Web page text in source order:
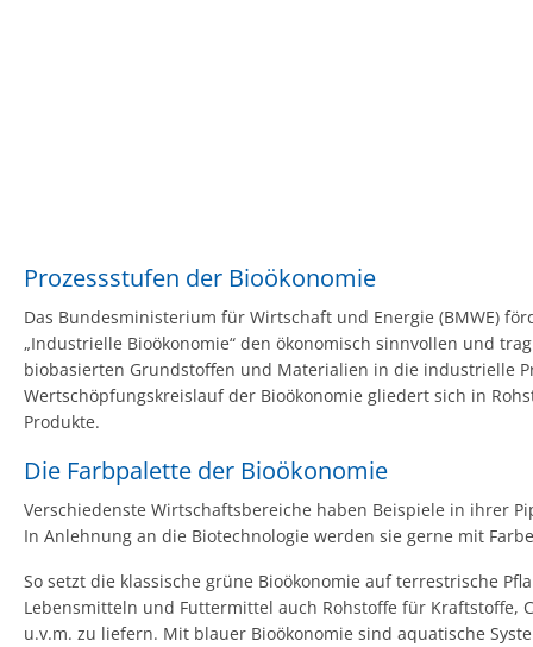
Prozessstufen der Bioökonomie
Das Bundesministerium für Wirtschaft und Energie (BMWE)
„Industrielle Bioökonomie“ den ökonomisch sinnvollen und
biobasierten Grundstoffen und Materialien in die industrielle
Wertschöpfungskreislauf der Bioökonomie gliedert sich in
Produkte.
Die Farbpalette der Bioökonomie
Verschiedenste Wirtschaftsbereiche haben Beispiele in ihrer
In Anlehnung an die Biotechnologie werden sie gerne mit
So setzt die klassische grüne Bioökonomie auf terrestrische
Lebensmitteln und Futtermittel auch Rohstoffe für Kraftstoffe,
u.v.m. zu liefern. Mit blauer Bioökonomie sind aquatische